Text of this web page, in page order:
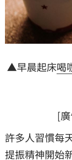
▲早晨起床喝
[
許多人習慣每
提振精神開始